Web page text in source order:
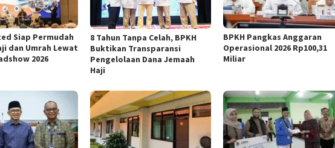
Siap Permudah
dan Umrah Lewat
2026
​8 Tahun Tanpa Celah, BPKH
Buktikan Transparansi
Pengelolaan Dana Jemaah
Haji
BPKH Pangkas Anggaran
Operasional 2026 Rp100,31
Miliar